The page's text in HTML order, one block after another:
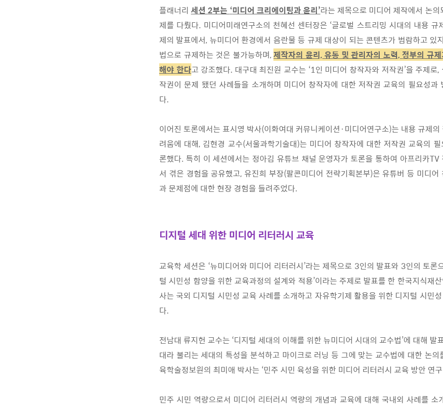
플래너리세션2부는 ‘미디어 크리에이팅과 윤리’라는 제목으로 미디어 제작에서 논의
제를 다뤘다. 미디어미래연구소의 천혜선 센터장은 ‘글로벌 스트리밍 시대의 내용 규
제의 발표에서, 뉴미디어 환경에서 음란물 등 규제 대상이 되는 콘텐츠가 범람하고 있
법으로 규제하는 것은 불가능하며,제작자의 윤리, 유통 및 관리자의 노력, 정부의 규
해야 한다고 강조했다. 대구대 최진원 교수는 ‘1인 미디어 창작자와 저작권’을 주제로,
작권이 문제 됐던 사례들을 소개하며 미디어 창작자에 대한 저작권 교육의 필요성과
다.
이어진 토론에서는 표시영 박사(이화여대 커뮤니케이션 ·미디어연구소)는 내용 규제
려움에 대해, 김현경 교수(서울과학기술대)는 미디어 창작자에 대한 저작권 교육의
론했다. 특히 이 세션에서는 정아김 유튜브 채널 운영자가 토론을 통하여 아프리카TV
서 겪은 경험을 공유했고, 유진희 부장(팔콘미디어 전략기획본부)은 유튜버 등 미디어
과 문제점에 대한 현장 경험을 들려주었다.
디지털 세대 위한 미디어 리터러시 교육
교육학 세션은 ‘뉴미디어와 미디어 리터러시’라는 제목으로 3인의 발표와 3인의 토론
털 시민성 함양을 위한 교육과정의 설계와 적용’이라는 주제로 발표를 한 한국지식재
사는 국외 디지털 시민성 교육 사례를 소개하고 자유학기제 활용을 위한 디지털 시민
다.
전남대 류지헌 교수는 ‘디지털 세대의 이해를 위한 뉴미디어 시대의 교수법’에 대해 발
대라 불리는 세대의 특성을 분석하고 마이크로 러닝 등 그에 맞는 교수법에 대한 논의
육학술정보원의 최미애 박사는 ‘민주 시민 육성을 위한 미디어 리터러시 교육 방안 연구
민주 시민 역량으로서 미디어 리터러시 역량의 개념과 교육에 대해 국내외 사례를 소